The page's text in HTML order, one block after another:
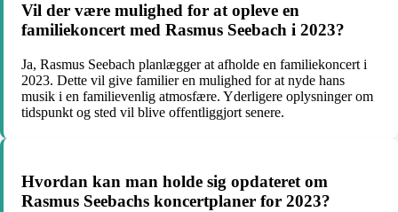
Vil der være mulighed for at opleve en
familiekoncert med Rasmus Seebach i 2023?
Ja, Rasmus Seebach planlægger at afholde en familiekoncert i
2023. Dette vil give familier en mulighed for at nyde hans
musik i en familievenlig atmosfære. Yderligere oplysninger om
tidspunkt og sted vil blive offentliggjort senere.
Hvordan kan man holde sig opdateret om
Rasmus Seebachs koncertplaner for 2023?